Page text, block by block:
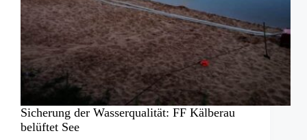
Sicherung der Wasserqualität: FF Kälberau
belüftet See